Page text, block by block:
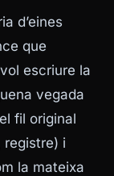
d’eines
que
escriure la
vegada
fil original
registre) i
la mateixa